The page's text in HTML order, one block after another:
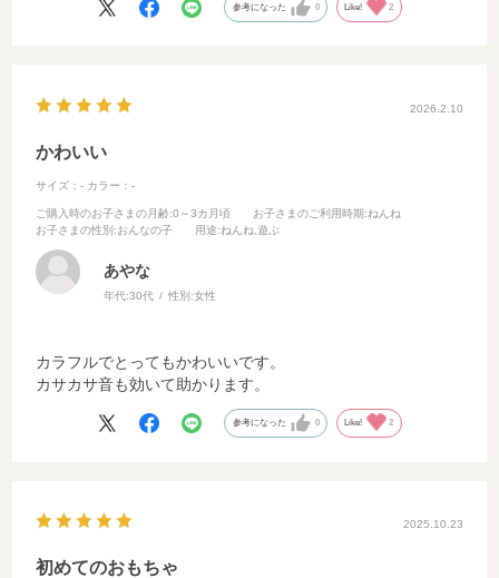
参考になった 0 Like! 2
2026.2.10
かわいい
サイズ：- カラー：-
ご購入時のお子さまの月齢:0～3カ月頃 お子さまのご利用時期:ねんね
お子さまの性別 :おんなの子 用途:ねんね,遊ぶ
あやな
年代:30代 性別:女性
カラフルでとってもかわいいです。
カサカサ音も効いて助かります。
参考になった 0 Like! 2
2025.10.23
初めてのおもちゃ